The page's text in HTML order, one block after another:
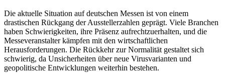
Die aktuelle Situation auf deutschen Messen ist von einem
drastischen Rückgang der Ausstellerzahlen geprägt. Viele Branchen
haben Schwierigkeiten, ihre Präsenz aufrechtzuerhalten, und die
Messeveranstalter kämpfen mit den wirtschaftlichen
Herausforderungen. Die Rückkehr zur Normalität gestaltet sich
schwierig, da Unsicherheiten über neue Virusvarianten und
geopolitische Entwicklungen weiterhin bestehen.